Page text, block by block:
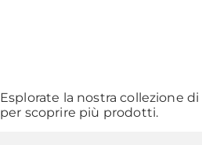
Esplorate la nostra collezione di
per scoprire più prodotti.